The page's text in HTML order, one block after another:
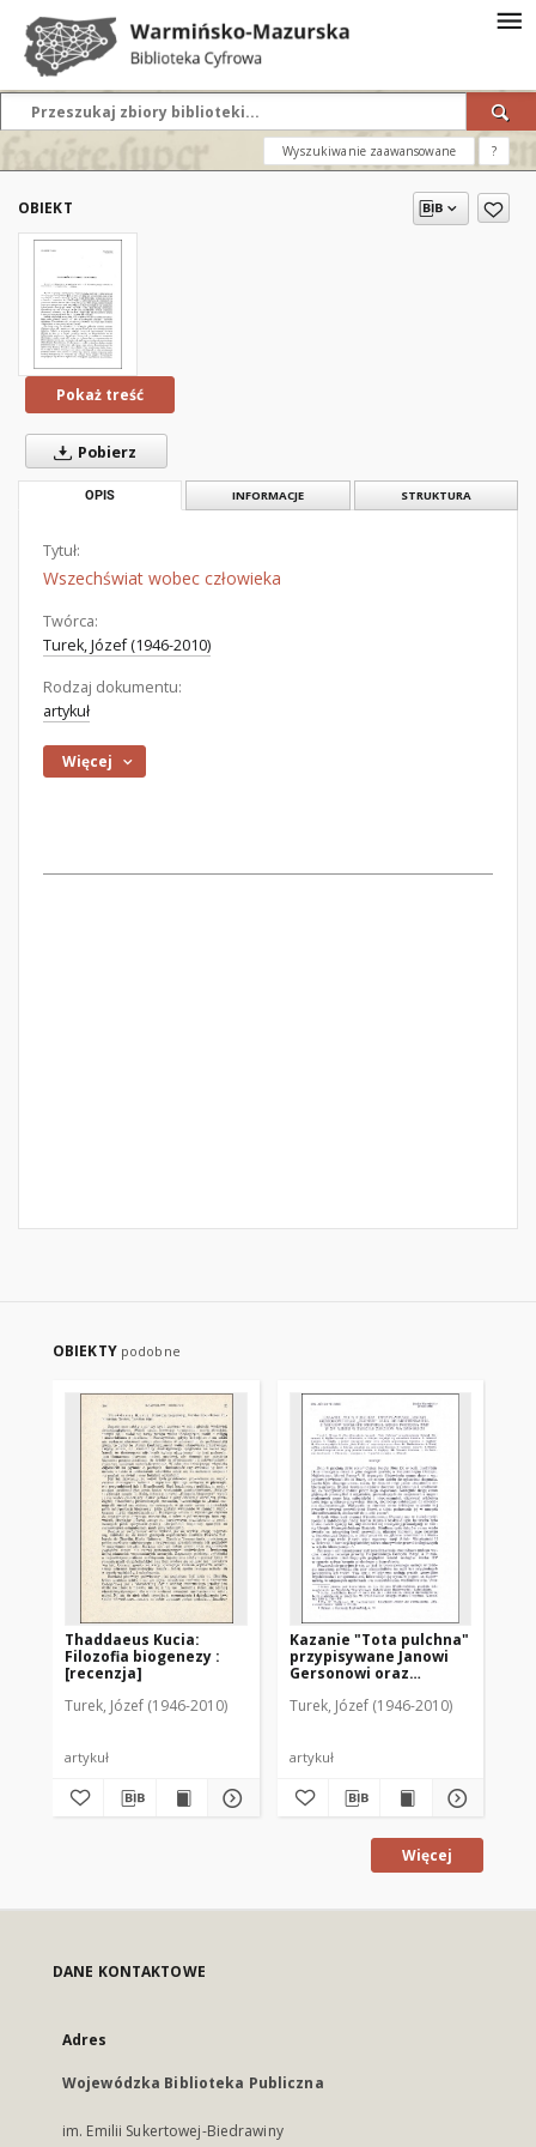
Wyszukiwanie zaawansowane ?
OBIEKT
Pokaż treść
Pobierz
OPIS INFORMACJE STRUKTURA
Tytuł:
Wszechświat wobec człowieka
Twórca:
Turek, Józef (1946-2010)
Rodzaj dokumentu:
artykuł
Więcej
OBIEKTY podobne
Thaddaeus Kucia:
Filozofia biogenezy :
[recenzja]
Turek, Józef (1946-2010)
artykuł
Kazanie "Tota pulchna"
przypisywane Janowi
Gersonowi oraz
Breitenbacha : z
Poczęcia NMP w XV
zbiorów warmińskich
Turek, Józef (1946-2010)
artykuł
Więcej
DANE KONTAKTOWE
Adres
Wojewódzka Biblioteka Publiczna
im. Emilii Sukertowej-Biedrawiny